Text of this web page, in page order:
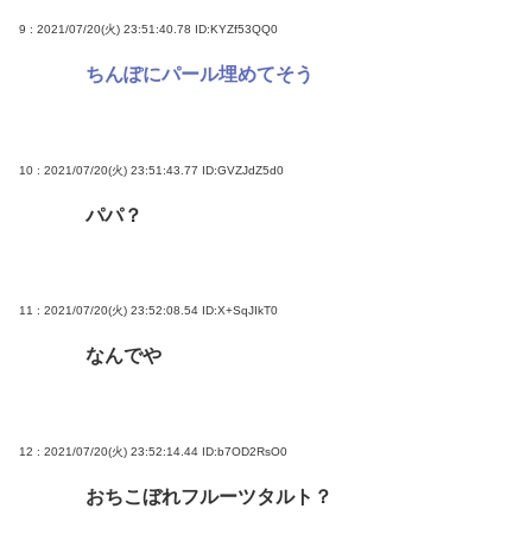
9 : 2021/07/20(火) 23:51:40.78 ID:KYZf53QQ0
ちんぽにパール埋めてそう
10 : 2021/07/20(火) 23:51:43.77 ID:GVZJdZ5d0
パパ？
11 : 2021/07/20(火) 23:52:08.54 ID:X+SqJIkT0
なんでや
12 : 2021/07/20(火) 23:52:14.44 ID:b7OD2RsO0
おちこぼれフルーツタルト？